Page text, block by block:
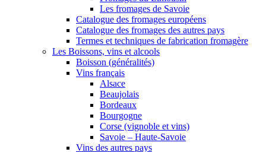
Les fromages de Savoie
Catalogue des fromages européens
Catalogue des fromages des autres pays
Termes et techniques de fabrication fromagère
Les Boissons, vins et alcools
Boisson (généralités)
Vins français
Alsace
Beaujolais
Bordeaux
Bourgogne
Corse (vignoble et vins)
Savoie – Haute-Savoie
Vins des autres pays